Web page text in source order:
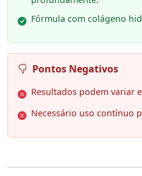
Fórmula com colágeno
Pontos Negativos
Resultados podem variar
Necessário uso contínuo